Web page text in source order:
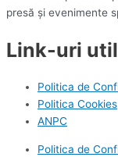
presă și evenimente
Link-uri
Politica de
Politica Cookies
ANPC
Politica de